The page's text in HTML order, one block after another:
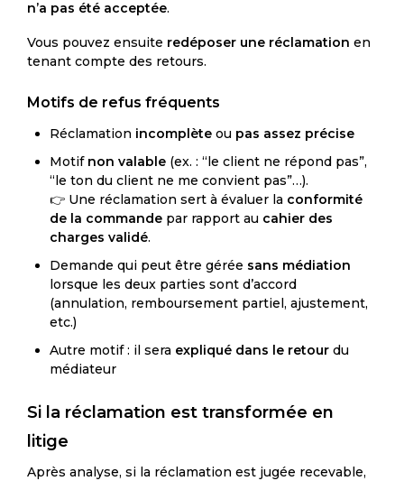
n’a pas été acceptée.
Vous pouvez ensuite redéposer une réclamation en
tenant compte des retours.
Motifs de refus fréquents
Réclamation incomplète ou pas assez précise
Motif non valable (ex. : “le client ne répond pas”,
“le ton du client ne me convient pas”…).
👉 Une réclamation sert à évaluer la conformité
de la commande par rapport au cahier des
charges validé.
Demande qui peut être gérée sans médiation
lorsque les deux parties sont d’accord
(annulation, remboursement partiel, ajustement,
etc.)
Autre motif : il sera expliqué dans le retour du
médiateur
Si la réclamation est transformée en
litige
Après analyse, si la réclamation est jugée recevable,